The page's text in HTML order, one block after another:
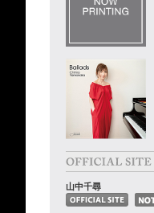
山中千尋